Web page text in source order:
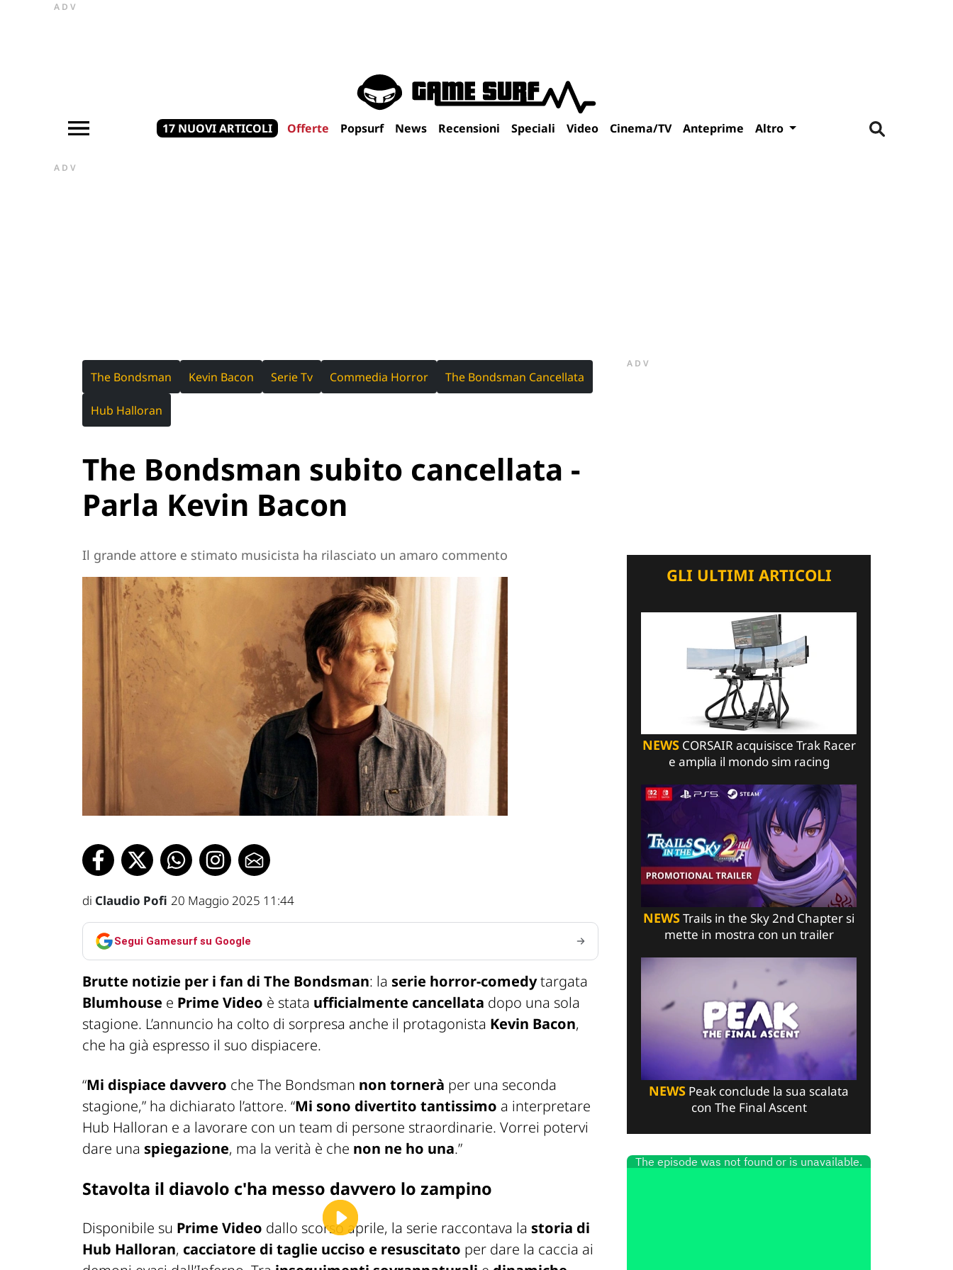
ADV
17 NUOVI ARTICOLI Offerte Popsurf News Recensioni Speciali Video Cinema/TV Anteprime Altro
ADV
The Bondsman Kevin Bacon Serie Tv Commedia Horror The Bondsman Cancellata
Hub Halloran
The Bondsman subito cancellata -
Parla Kevin Bacon
Il grande attore e stimato musicista ha rilasciato un amaro commento
di Claudio Pofi 20 Maggio 2025 11:44
Segui Gamesurf su Google
Brutte notizie per i fan di The Bondsman: la serie horror-comedytargata
Blumhouse e Prime Video è stata ufficialmente cancellata dopo una sola
stagione. L’annuncio ha colto di sorpresa anche il protagonista Kevin Bacon,
che ha già espresso il suo dispiacere.
“Mi dispiace davvero che The Bondsman non tornerà per una seconda
stagione,” ha dichiarato l’attore. “Mi sono divertito tantissimo a interpretare
Hub Halloran e a lavorare con un team di persone straordinarie. Vorrei potervi
dare una spiegazione, ma la verità è che non ne ho una.”
Stavolta il diavolo c'ha messo davvero lo zampino
Disponibile su Prime Video dallo scorso aprile, la serie raccontava la storia di
Hub Halloran, cacciatore di taglie ucciso e resuscitato per dare la caccia ai
ADV
GLI ULTIMI ARTICOLI
NEWSCORSAIR acquisisce Trak Racer
e amplia il mondo sim racing
NEWSTrails in the Sky 2nd Chapter si
mette in mostra con un trailer
NEWS Peak conclude la sua scalata
con The Final Ascent